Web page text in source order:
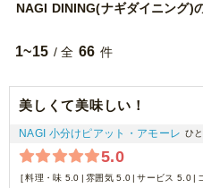
NAGI DINING(ナギダイニング)
1~15 / 全 66 件
美しくて美味しい！
NAGI 小分けピアット・アモーレ ひ
5.0
料理・味 5.0 雰囲気 5.0 サービス 5.0